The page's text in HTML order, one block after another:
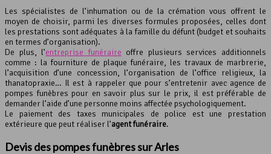
Les spécialistes de l’inhumation ou de la crémation vous offrent le
moyen de choisir, parmi les diverses formules proposées, celles dont
les prestations sont adéquates à la famille du défunt (budget et souhaits
en termes d’organisation).
De plus, l’entreprise funéraire offre plusieurs services additionnels
comme : la fourniture de plaque funéraire, les travaux de marbrerie,
l’acquisition d’une concession, l’organisation de l’office religieux, la
thanatopraxie… Il est à rappeler que pour s’entretenir avec agence de
pompes funèbres pour en savoir plus sur le prix, il est préférable de
demander l’aide d’une personne moins affectée psychologiquement.
Le paiement des taxes municipales de police est une prestation
extérieure que peut réaliser l’agent funéraire.
Devis despompes funèbressur Arles